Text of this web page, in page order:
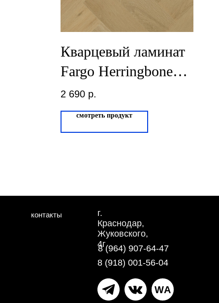
Кварцевый ламинат
Fargo Herringbone
Дуб Копенгаген 44-
720-16
2 690 р.
смотреть продукт
контакты
г.
Краснодар,
Жуковского,
4г
8 (918) 001-56-04
8 (964) 907-64-47
WA